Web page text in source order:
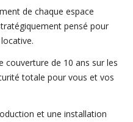
de chaque espace
pensé pour
couverture de 10 ans sur les
totale pour vous et vos
et une installation